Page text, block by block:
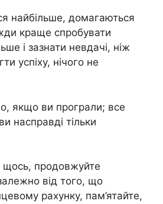
найбільше, домагаються
краще спробувати
і зазнати невдачі, ніж
успіху, нічого не
якщо ви програли; все
насправді тільки
щось, продовжуйте
від того, що
рахунку, пам’ятайте,